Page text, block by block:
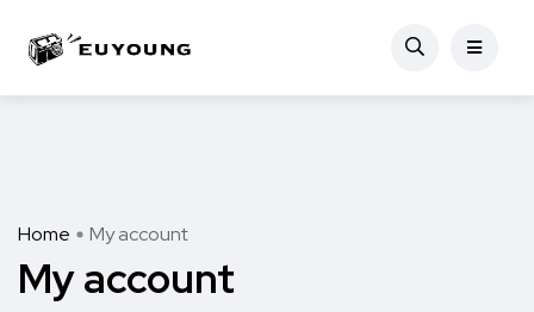
Home My account
My account